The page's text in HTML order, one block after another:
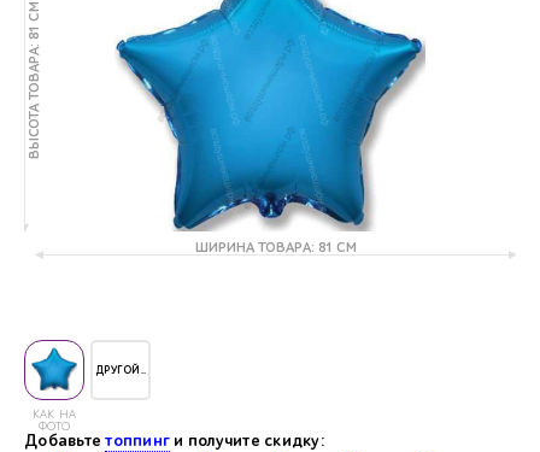
ВЫСОТА ТОВАРА: 81 СМ
ШИРИНА ТОВАРА: 81 СМ
КАК НА
ФОТО
ДРУГОЙ..
Добавьтетоппинг и получите скидку: